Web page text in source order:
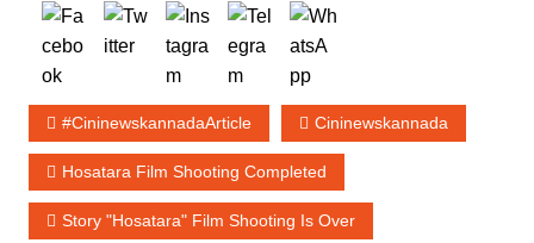
#cininewskannadaArticle Cininewskannada
Hosatara Film Shooting Completed
Story "Hosatara" Film Shooting Is Over